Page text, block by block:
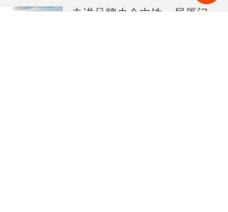
为标杆，全国超16座城市落地团购